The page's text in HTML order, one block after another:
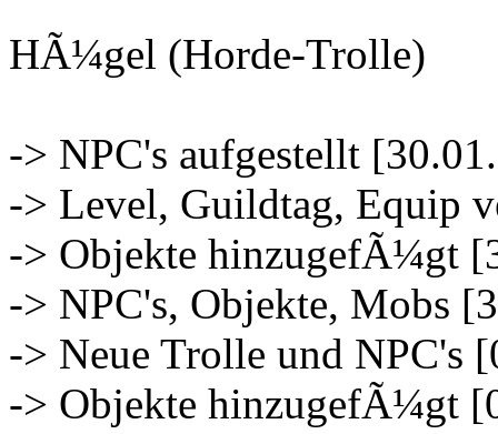
HÃ¼gel (Horde-Trolle)
-> NPC's aufgestellt
-> Level, Guildtag, Equip
-> Objekte hinzugefÃ¼gt
-> NPC's, Objekte, Mobs
-> Neue Trolle und NPC's
-> Objekte hinzugefÃ¼gt